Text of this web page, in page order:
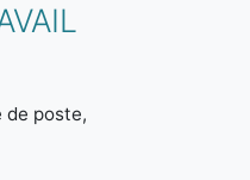
de poste,